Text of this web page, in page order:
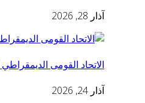
آذار 28, 2026
الاتحاد القومى
آذار 24, 2026